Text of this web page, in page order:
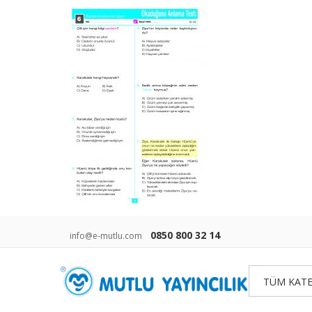
info@e-mutlu.com 0850 800 32 14
TÜM